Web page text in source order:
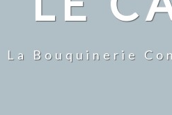
La Bouquinerie